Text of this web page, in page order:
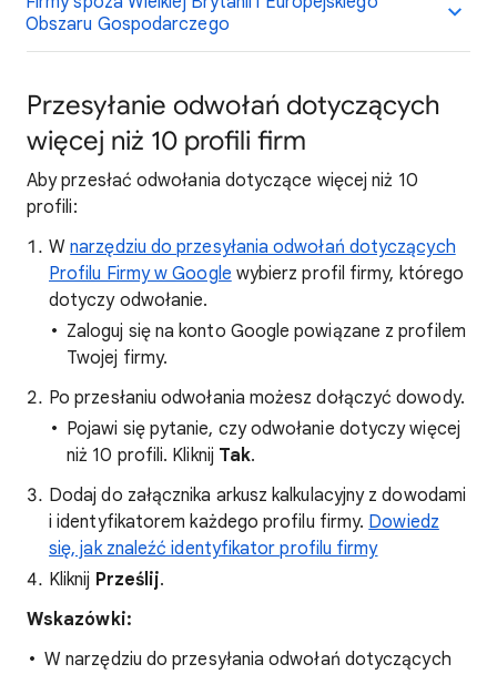
Obszaru Gospodarczego
Przesyłanie odwołań dotyczących
więcej niż 10 profili firm
Aby przesłać odwołania dotyczące więcej niż 10
profili:
Wnarzędziu do przesyłania odwołań dotyczących
Profilu Firmy w Google wybierz profil firmy, którego
dotyczy odwołanie.
Zaloguj się na konto Google powiązane z profilem
Twojej firmy.
Po przesłaniu odwołania możesz dołączyć dowody.
Pojawi się pytanie, czy odwołanie dotyczy więcej
niż 10 profili. Kliknij Tak.
Dodaj do załącznika arkusz kalkulacyjny z dowodami
i identyfikatorem każdego profilu firmy. Dowiedz
się, jak znaleźć identyfikator profilu firmy
Kliknij Prześlij.
Wskazówki:
W narzędziu do przesyłania odwołań dotyczących